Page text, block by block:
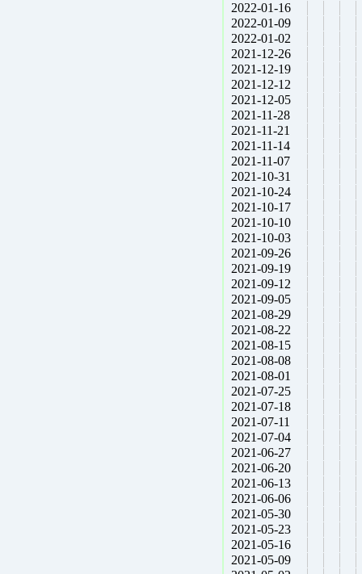
2022-01-16
2022-01-09
2022-01-02
2021-12-26
2021-12-19
2021-12-12
2021-12-05
2021-11-28
2021-11-21
2021-11-14
2021-11-07
2021-10-31
2021-10-24
2021-10-17
2021-10-10
2021-10-03
2021-09-26
2021-09-19
2021-09-12
2021-09-05
2021-08-29
2021-08-22
2021-08-15
2021-08-08
2021-08-01
2021-07-25
2021-07-18
2021-07-11
2021-07-04
2021-06-27
2021-06-20
2021-06-13
2021-06-06
2021-05-30
2021-05-23
2021-05-16
2021-05-09